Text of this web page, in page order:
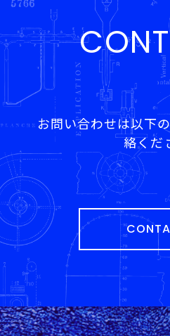
お問い合わせは以下
絡くだ